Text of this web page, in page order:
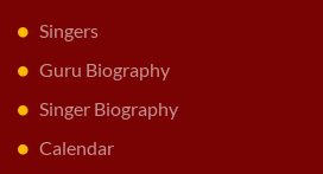
Singers
Guru Biography
Singer Biography
Calendar